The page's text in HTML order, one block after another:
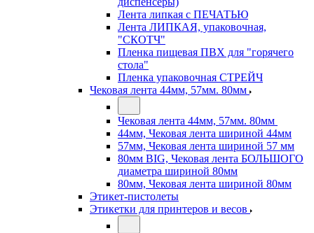
Лента липкая с ПЕЧАТЬЮ
Лента ЛИПКАЯ, упаковочная,
"СКОТЧ"
Пленка пищевая ПВХ для "горячего
стола"
Пленка упаковочная СТРЕЙЧ
Чековая лента 44мм, 57мм. 80мм
Чековая лента 44мм, 57мм. 80мм
44мм, Чековая лента шириной 44мм
57мм, Чековая лента шириной 57 мм
80мм BIG, Чековая лента БОЛЬШОГО
диаметра шириной 80мм
80мм, Чековая лента шириной 80мм
Этикет-пистолеты
Этикетки для принтеров и весов